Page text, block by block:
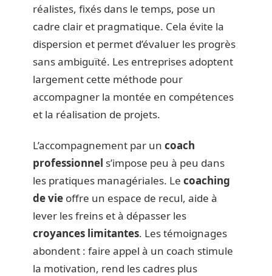
réalistes, fixés dans le temps, pose un
cadre clair et pragmatique. Cela évite la
dispersion et permet d’évaluer les progrès
sans ambiguïté. Les entreprises adoptent
largement cette méthode pour
accompagner la montée en compétences
et la réalisation de projets.
L’accompagnement par un coach
professionnel s’impose peu à peu dans
les pratiques managériales. Le coaching
de vie offre un espace de recul, aide à
lever les freins et à dépasser les
croyances limitantes. Les témoignages
abondent : faire appel à un coach stimule
la motivation, rend les cadres plus